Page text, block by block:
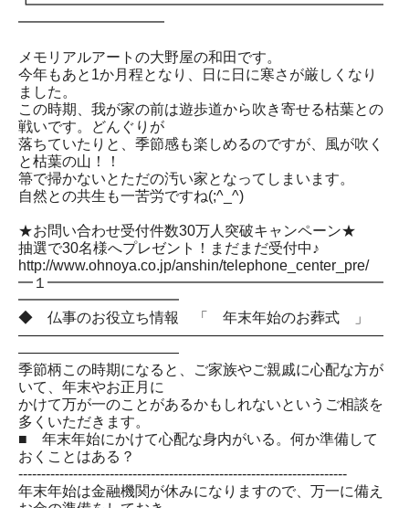
┗━━━━━━━━━━━━━━━━━━━━━━━━
━━━━━━━━━━
メモリアルアートの大野屋の和田です。
今年もあと1か月程となり、日に日に寒さが厳しくなり
ました。
この時期、我が家の前は遊歩道から吹き寄せる枯葉との
戦いです。どんぐりが
落ちていたりと、季節感も楽しめるのですが、風が吹く
と枯葉の山！！
箒で掃かないとただの汚い家となってしまいます。
自然との共生も一苦労ですね(;^_^)
★お問い合わせ受付件数30万人突破キャンペーン★
抽選で30名様へプレゼント！まだまだ受付中♪
http://www.ohnoya.co.jp/anshin/telephone_center_pre/
━１━━━━━━━━━━━━━━━━━━━━━━━
━━━━━━━━━━━
◆ 仏事のお役立ち情報 「 年末年始のお葬式 」
―――――――――――――――――――――――――
―――――――――――
季節柄この時期になると、ご家族やご親戚に心配な方が
いて、年末やお正月に
かけて万が一のことがあるかもしれないというご相談を
多くいただきます。
■ 年末年始にかけて心配な身内がいる。何か準備して
おくことはある？
------------------------------------------------------------------------
年末年始は金融機関が休みになりますので、万一に備え